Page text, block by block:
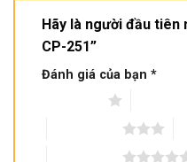
Hãy là người đầu tiên
CP-251”
Đánh giá của bạn *